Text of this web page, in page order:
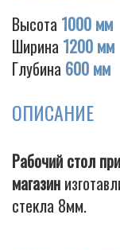
Cigarette
Высота 1000 мм
Ширина 1200 мм
Глубина 600 мм
ОПИСАНИЕ
Рабочий стол
магазин
стекла 8мм.